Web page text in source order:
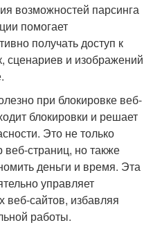
возможностей парсинга
помогает
получать доступ к
сценариев и изображений
при блокировке веб-
блокировки и решает
Это не только
веб-страниц, но также
деньги и время. Эта
управляет
веб-сайтов, избавляя
работы.